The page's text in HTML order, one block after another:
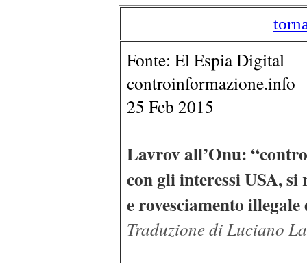
Fonte: El Espia Digital
controinformazione.info
25 Feb 2015
Lavrov all’Onu:
con gli interessi USA,
e rovesciamento
Traduzione di Luciano